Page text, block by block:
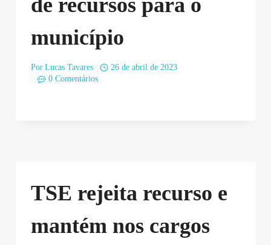
município
Por Lucas Tavares
26 de abril de 2023
0 Comentários
TSE rejeita recurso e
mantém nos cargos